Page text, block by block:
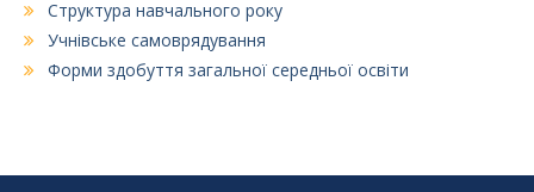
Структура навчального року
Учнівське самоврядування
Форми здобуття загальної середньої освіти